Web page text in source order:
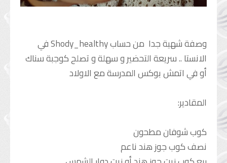
فوائد الفاكهة
باب الأعشاب
باب البهارات
وصفة شهية جدا من حساب Shody_healthy في
الانستا .. سريعة التحضير و سهلة و تصلح كوجبة سناك
أو في اتمش بوكس المدرسة مع الاولاد
المقادير:
كوب شوفان مطحون
نصف كوب جوز هند ناعم